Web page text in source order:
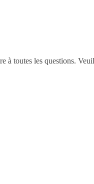
à toutes les questions.